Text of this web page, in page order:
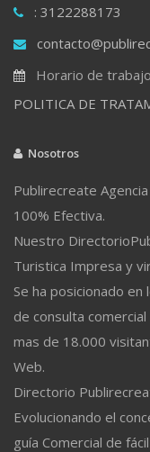
: 3122288173
Horario de
POLITICA DE
Nosotros
Publirecreate
100% Efectiva.
Nuestro
Turistica Impresa y
Se ha posicionado
de consulta
mas de 18.000
Web.
Directorio
Evolucionando el
guía Comercial de